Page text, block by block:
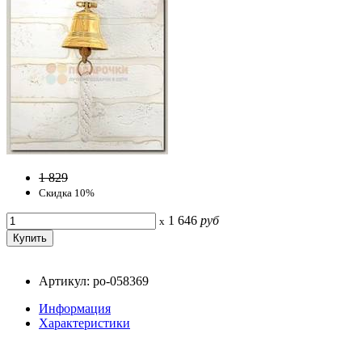
1 829
Скидка 10%
x 1 646 руб
Артикул: po-058369
Информация
Характеристики